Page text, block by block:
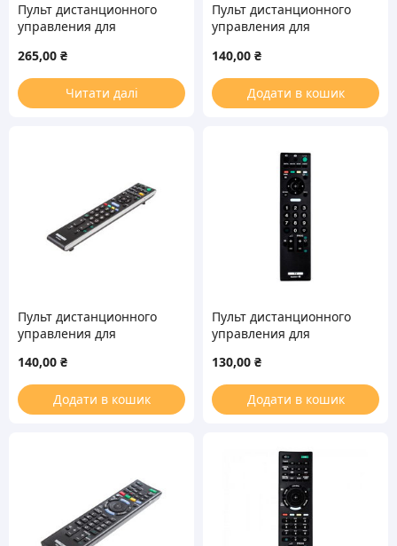
Пульт дистанционного
управления для
ED029
265,00 ₴
Читати далі
Пульт дистанционного
управления для
ED052
140,00 ₴
Додати в кошик
Пульт дистанционного
управления для
ED011
140,00 ₴
Додати в кошик
Пульт дистанционного
управления для
ED017
130,00 ₴
Додати в кошик